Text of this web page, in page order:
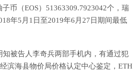
币（EOS）51363309.7923042个，瑞
年5月1日至2019年6月27日期间最低
被告人李奇兵两部手机内，有通过犯
滨海县物价局价格认定中心鉴定，ETH